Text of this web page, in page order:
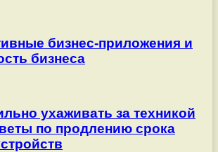
бизнес-приложения и
бизнеса
ухаживать за техникой
по продлению срока